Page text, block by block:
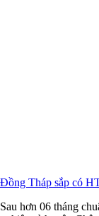
Đồng Tháp sắp có
Sau hơn 06 tháng